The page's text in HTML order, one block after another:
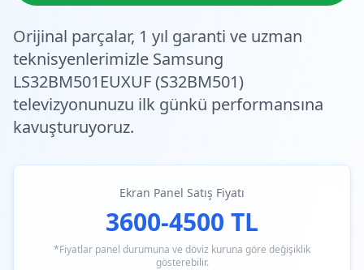
Orijinal parçalar, 1 yıl garanti ve uzman
teknisyenlerimizle Samsung
LS32BM501EUXUF (S32BM501)
televizyonunuzu ilk günkü performansına
kavuşturuyoruz.
Ekran Panel Satış Fiyatı
3600-4500 TL
*Fiyatlar panel durumuna ve döviz kuruna göre değişiklik
gösterebilir.